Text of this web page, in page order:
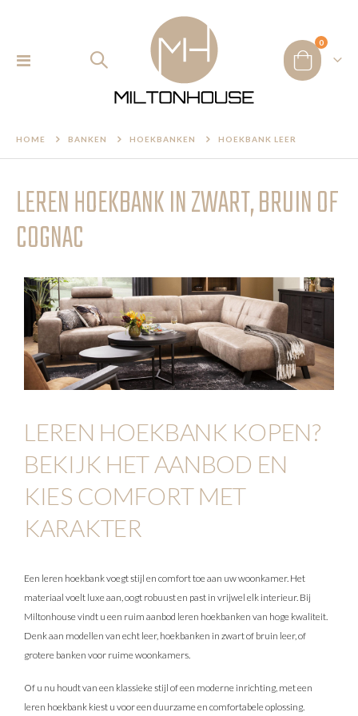
Toggle
Cart
0
HOME BANKEN HOEKBANKEN HOEKBANK LEER
LEREN HOEKBANK IN ZWART, BRUIN OF
COGNAC
LEREN HOEKBANK KOPEN?
BEKIJK HET AANBOD EN
KIES COMFORT MET
KARAKTER
Een leren hoekbank voegt stijl en comfort toe aan uw woonkamer. Het
materiaal voelt luxe aan, oogt robuust en past in vrijwel elk interieur. Bij
Miltonhouse vindt u een ruim aanbod leren hoekbanken van hoge kwaliteit.
Denk aan modellen van echt leer, hoekbanken in zwart of bruin leer, of
grotere banken voor ruime woonkamers.
Of u nu houdt van een klassieke stijl of een moderne inrichting, met een
leren hoekbank kiest u voor een duurzame en comfortabele oplossing.